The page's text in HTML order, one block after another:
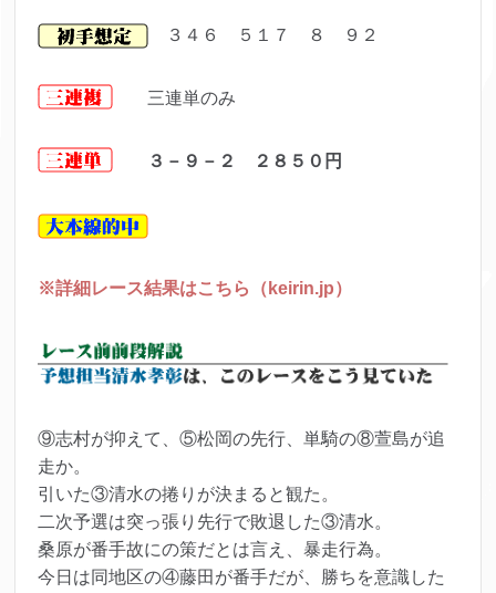
３４６ ５１７ ８ ９２
三連単のみ
３－９－２ ２８５０ 円
※詳細レース結果はこちら（keirin.jp）
⑨志村が抑えて、⑤松岡の先行、単騎の⑧萱島が追
走か。
引いた③清水の捲りが決まると観た。
二次予選は突っ張り先行で敗退した③清水。
桑原が番手故にの策だとは言え、暴走行為。
今日は同地区の④藤田が番手だが、勝ちを意識した